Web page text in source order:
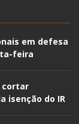
em defesa
feira
cortar
isenção do IR